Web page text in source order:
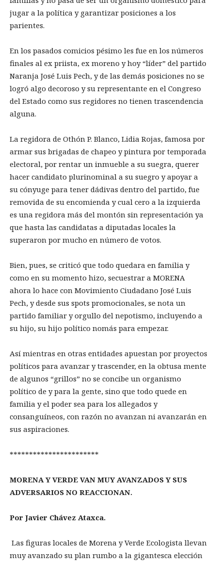
jugar a la política y garantizar posiciones a los
parientes.
En los pasados comicios pésimo les fue en los números
finales al ex priista, ex moreno y hoy “líder” del partido
Naranja José Luis Pech, y de las demás posiciones no se
logró algo decoroso y su representante en el Congreso
del Estado como sus regidores no tienen trascendencia
alguna.
La regidora de Othón P. Blanco, Lidia Rojas, famosa por
armar sus brigadas de chapeo y pintura por temporada
electoral, por rentar un inmueble a su suegra, querer
hacer candidato plurinominal a su suegro y apoyar a
su cónyuge para tener dádivas dentro del partido, fue
removida de su encomienda y cual cero a la izquierda
es una regidora más del montón sin representación ya
que hasta las candidatas a diputadas locales la
superaron por mucho en número de votos.
Bien, pues, se criticó que todo quedara en familia y
como en su momento hizo, secuestrar a MORENA
ahora lo hace con Movimiento Ciudadano José Luis
Pech, y desde sus spots promocionales, se nota un
partido familiar y orgullo del nepotismo, incluyendo a
su hijo, su hijo político nomás para empezar.
Así mientras en otras entidades apuestan por proyectos
políticos para avanzar y trascender, en la obtusa mente
de algunos “grillos” no se concibe un organismo
político de y para la gente, sino que todo quede en
familia y el poder sea para los allegados y
consanguíneos, con razón no avanzan ni avanzarán en
sus aspiraciones.
***********************
MORENA Y VERDE VAN MUY AVANZADOS Y SUS
ADVERSARIOS NO REACCIONAN.
Por Javier Chávez Ataxca.
Las figuras locales de Morena y Verde Ecologista llevan
muy avanzado su plan rumbo a la gigantesca elección